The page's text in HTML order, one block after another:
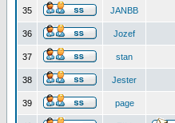
35 JANBB
36 Jozef
37 stan
38 Jester
39 page